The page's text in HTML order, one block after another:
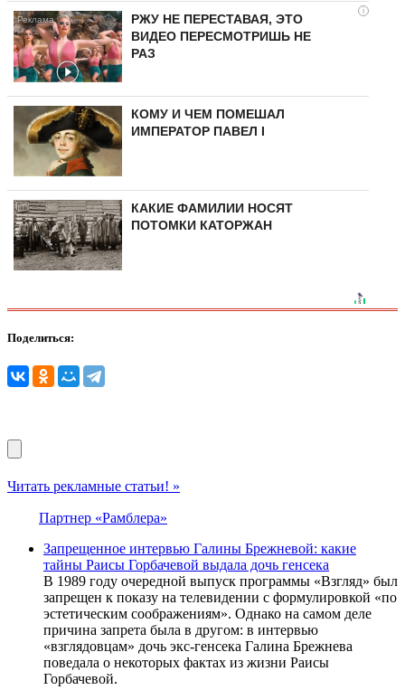
i
РЖУ НЕ ПЕРЕСТАВАЯ, ЭТО
ВИДЕО ПЕРЕСМОТРИШЬ НЕ
РАЗ
КОМУ И ЧЕМ ПОМЕШАЛ
ИМПЕРАТОР ПАВЕЛ I
КАКИЕ ФАМИЛИИ НОСЯТ
ПОТОМКИ КАТОРЖАН
Поделиться:
Читать рекламные статьи! »
Партнер «Рамблера»
Запрещенное интервью Галины Брежневой: какие
тайны Раисы Горбачевой выдала дочь генсека
В 1989 году очередной выпуск программы «Взгляд» был
запрещен к показу на телевидении с формулировкой «по
эстетическим соображениям». Однако на самом деле
причина запрета была в другом: в интервью
«взглядовцам» дочь экс-генсека Галина Брежнева
поведала о некоторых фактах из жизни Раисы
Горбачевой.